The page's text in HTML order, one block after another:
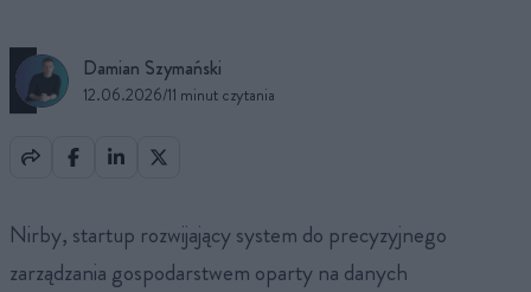
Damian Szymański
12.06.2026/11 minut czytania
Nirby, startup rozwijający system do precyzyjnego
zarządzania gospodarstwem oparty na danych